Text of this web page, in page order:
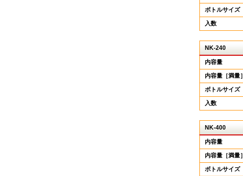
ボトルサイズ
入数
NK-240
内容量
内容量［満量］
ボトルサイズ
入数
NK-400
内容量
内容量［満量］
ボトルサイズ